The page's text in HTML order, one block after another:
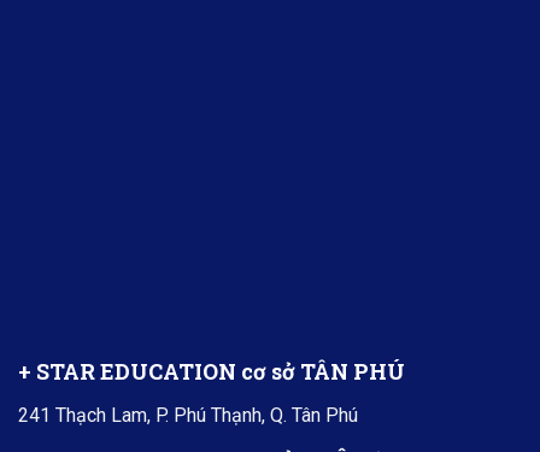
+ STAR EDUCATION cơ sở TÂN PHÚ
241 Thạch Lam, P. Phú Thạnh, Q. Tân Phú